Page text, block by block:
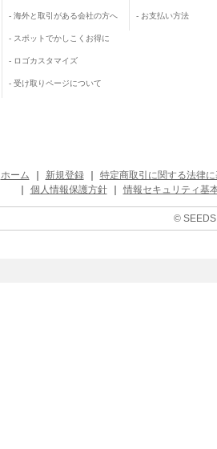
- 海外と取引がある会社の方へ
- スポットでかしこくお得に
- ロゴカスタマイズ
- 受け取りページについて
- お支払い方法
ホーム 新規登録
特定商取引に関する法律
個人情報保護方針 情報セキュリティ基
© SEEDS